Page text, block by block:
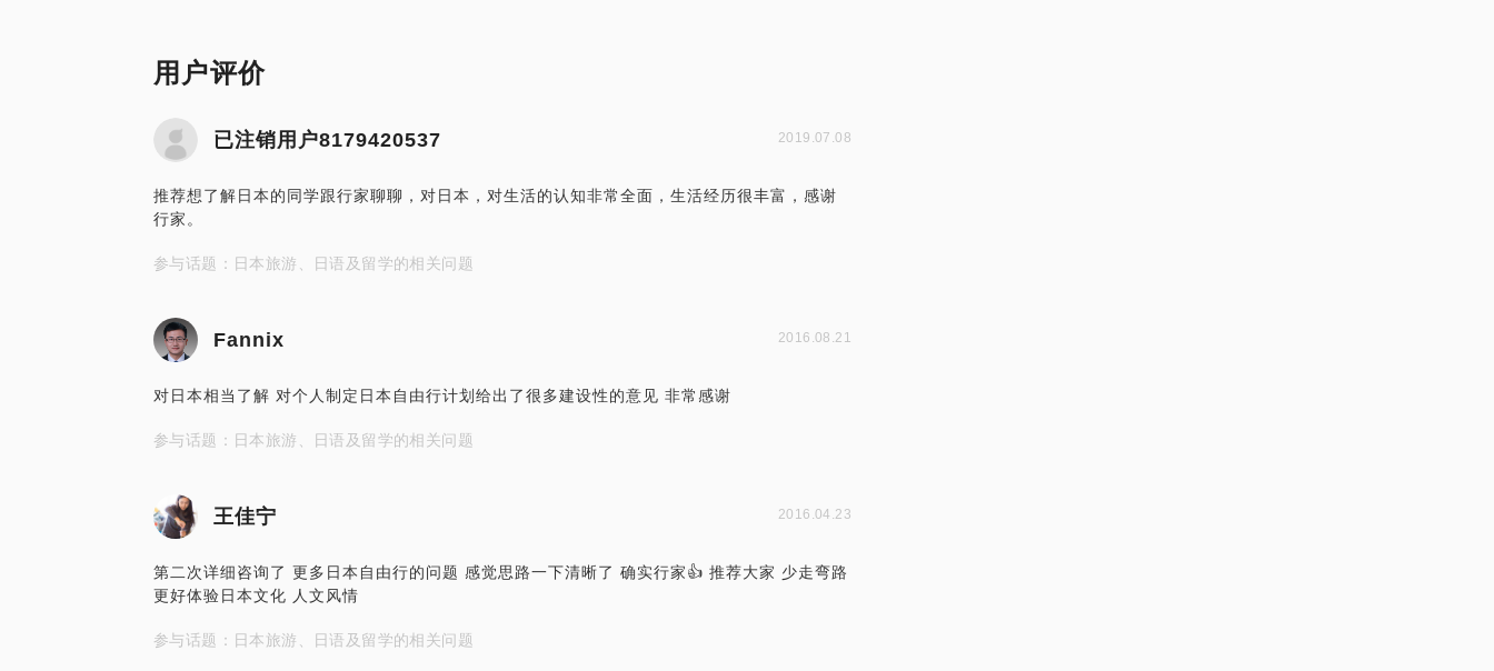
用户评价
已注销用户8179420537 2019.07.08
推荐想了解日本的同学跟行家聊聊，对日本，对生活的认知非常全面，生活经历很丰富，感谢
行家。
参与话题：日本旅游、日语及留学的相关问题
Fannix 2016.08.21
对日本相当了解 对个人制定日本自由行计划给出了很多建设性的意见 非常感谢
参与话题：日本旅游、日语及留学的相关问题
王佳宁 2016.04.23
第二次详细咨询了 更多日本自由行的问题 感觉思路一下清晰了 确实行家👍 推荐大家 少走弯路
更好体验日本文化 人文风情
参与话题：日本旅游、日语及留学的相关问题